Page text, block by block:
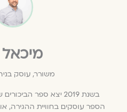
מיכאל
משורר, עוסק
בשנת 2019 יצא ספר
הספר עוסקים בחוויית ההגירה,